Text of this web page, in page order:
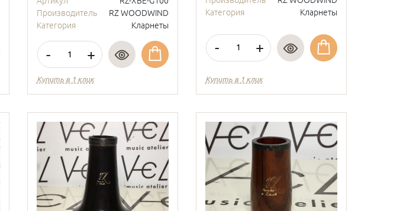
Производитель
RZ WOODWIND
Категория
Кларнеты
- +
Купить в 1 клик
Категория
Кларнеты
- +
Купить в 1 клик